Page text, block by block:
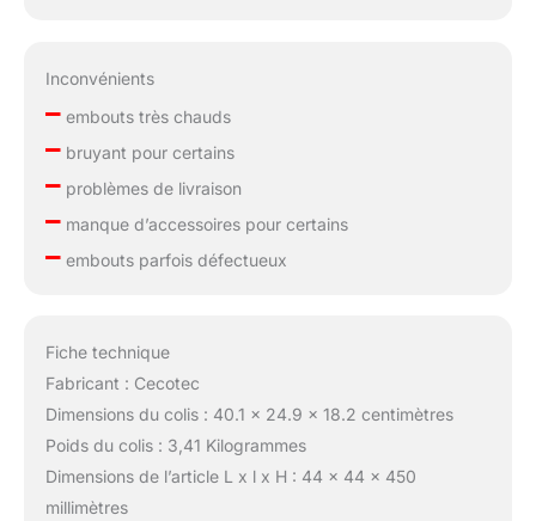
Inconvénients
–embouts très chauds
–bruyant pour certains
–problèmes de livraison
–manque d’accessoires pour certains
–embouts parfois défectueux
Fiche technique
Fabricant : Cecotec
Dimensions du colis : 40.1 x 24.9 x 18.2 centimètres
Poids du colis : 3,41 Kilogrammes
Dimensions de l’article L x l x H : 44 x 44 x 450
millimètres